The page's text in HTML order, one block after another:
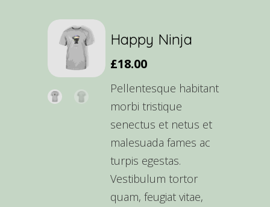
Happy Ninja
£18.00
Pellentesque habitant
morbi tristique
senectus et netus et
malesuada fames ac
turpis egestas.
Vestibulum tortor
quam, feugiat vitae,